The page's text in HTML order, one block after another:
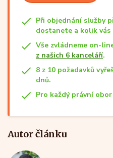
Při objednání služby
dostanete a kolik
Vše zvládneme on-
z našich 6 kanceláří.
8 z 10 požadavků
dnů.
Pro každý právní
Autor článku